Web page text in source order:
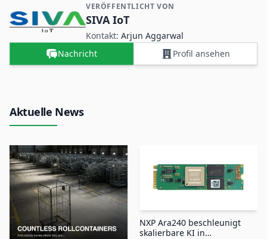
Kontakt- und Firmeninformationen
VERÖFFENTLICHT VON
SIVA IoT
Kontakt: Arjun Aggarwal
Nachricht
Profil ansehen
Aktuelle News
NXP Ara240 beschleunigt
skalierbare KI in